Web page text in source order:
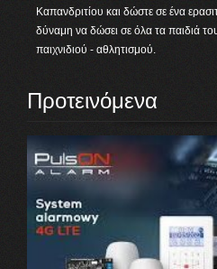
Καπανδριτίου και δώστε σε ένα
δύναμη να δώσει σε όλα τα παιδιά
παιχνιδιού - αθλητισμού.
Προτεινόμενα